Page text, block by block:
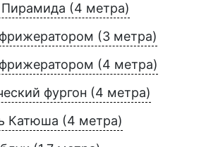
Пирамида (4 метра)
(3 метра)
(4 метра)
фургон (4 метра)
Катюша (4 метра)